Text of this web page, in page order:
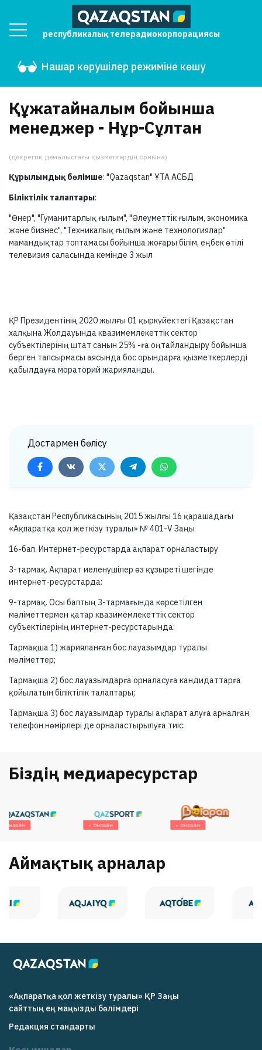
республикалық телерадиокорпорациясы
Нашар көрушілер режиміне көшу
Құжатайналым бойынша
менеджер - Нұр-Сұлтан
(декреттік демалыстағы қызметкердің орнына)
Құрылымдық бөлімше: "Qazaqstan" ҰТА АСБД
Біліктілік талаптары:
"Өнер", "Гуманитарлық ғылым", "Әлеуметтік ғылым, экономика
және бизнес", "Техникалық ғылым және технологиялар"
мамандықтар топтамасы бойынша жоғары білім, еңбек өтілі
телевизия саласында кемінде 3 жыл
ҚР Президентінің 2020 жылғы 01 қыркүйектегі Қазақстан
халқына Жолдауында квазимемлекеттік сектор
субъектілерінің штат санын 25% -ға оңтайландыру бойынша
берген тапсырмасы аясында бос орындарға қызметкерлерді
қабылдауға мораторий жарияланды.
Достармен бөлісу
Қазақстан Республикасының 2015 жылғы 16 қарашадағы
«Ақпаратқа қол жеткізу туралы» № 401-V Заңы
16-бап. Интернет-ресурстарда ақпарат орналастыру
3-тармақ. Ақпарат иеленушілер өз құзыреті шегінде
интернет-ресурстарда:
9-тармақ. Осы баптың 3-тармағындакөрсетілген
мәліметтермен қатар квазимемлекеттік сектор
субъектілерінің интернет-ресурстарында:
Тармақша 1) жарияланған бос лауазымдар туралы
мәліметтер;
Тармақша 2) бос лауазымдарға орналасуға кандидаттарға
қойылатын біліктілік талаптары;
Тармақша 3) бос лауазымдар туралы ақпарат алуға арналған
телефон нөмірлері де орналастырылуға тиіс.
Біздің медиаресурстар
Аймақтық арналар
«Ақпаратқа қол жеткізу туралы» ҚР Заңы
cайттың ең маңызды бөлімдері
Редакция cтандарты